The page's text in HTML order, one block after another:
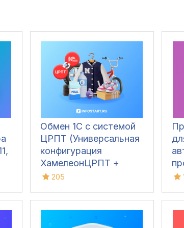
Обмен 1С с системой
ЦРПТ (Универсальная
конфигурация
ХамелеонЦРПТ +
маркировка табака,
лекарств, фото,
молока,
духов(парфюма),
205